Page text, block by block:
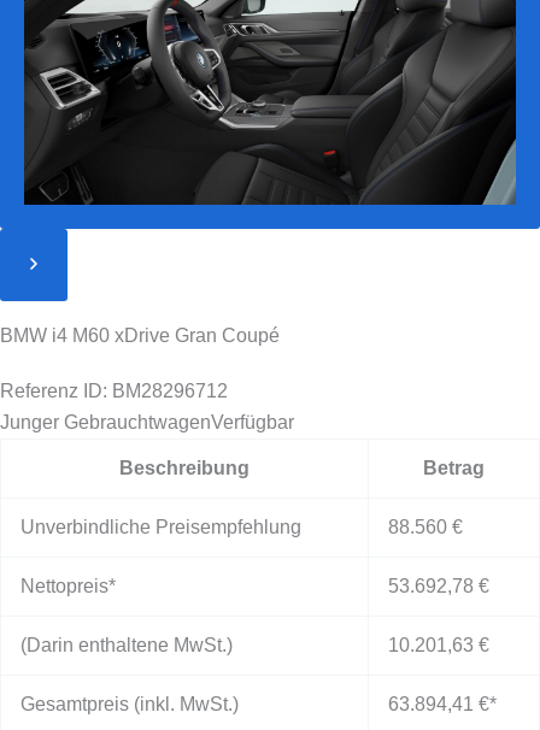
BMW i4 M60 xDrive Gran Coupé
Referenz ID: BM28296712
Junger GebrauchtwagenVerfügbar
Beschreibung Betrag
Unverbindliche Preisempfehlung 88.560 €
Nettopreis* 53.692,78 €
(Darin enthaltene MwSt.) 10.201,63 €
Gesamtpreis (inkl. MwSt.) 63.894,41 €*